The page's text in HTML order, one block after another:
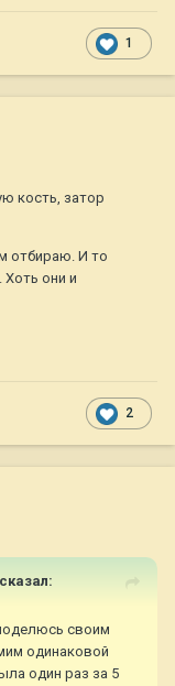
1
кость, затор
отбираю. И то
Хоть они и
2
сказал:
своим
одинаковой
один раз за 5